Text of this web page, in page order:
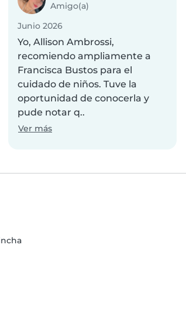
Amigo(a)
Junio 2026
Yo, Allison Ambrossi,
recomiendo ampliamente a
Francisca Bustos para el
cuidado de niños. Tuve la
oportunidad de conocerla y
pude notar q..
Ver más